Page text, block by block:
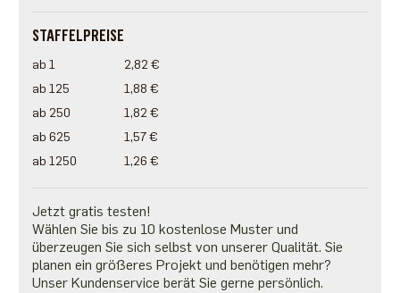
STAFFELPREISE
ab 1
2,82 €
ab 125
1,88 €
ab 250
1,82 €
ab 625
1,57 €
ab 1250
1,26 €
Jetzt gratis testen!
Wählen Sie bis zu 10 kostenlose Muster und
überzeugen Sie sich selbst von unserer Qualität. Sie
planen ein größeres Projekt und benötigen mehr?
Unser Kundenservice berät Sie gerne persönlich.